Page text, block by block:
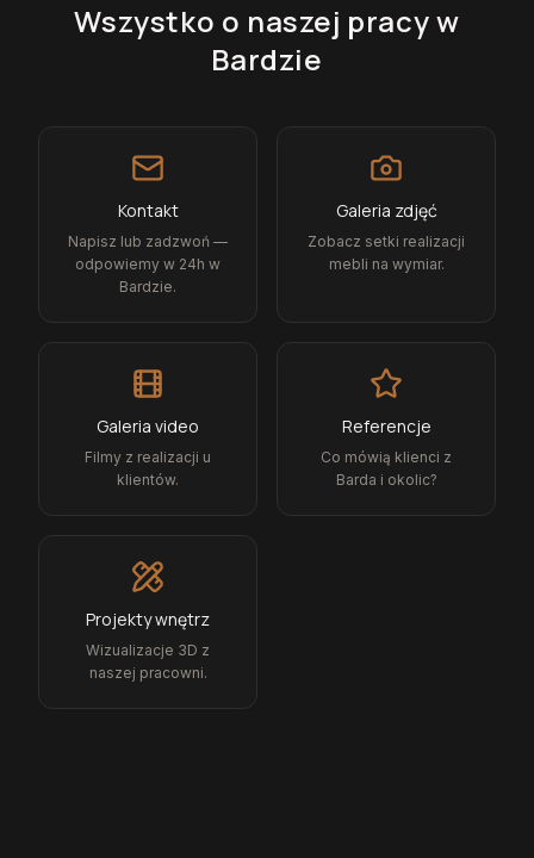
Wszystko o naszej pracyw
Bardzie
Kontakt
Napisz lub zadzwoń —
odpowiemy w 24h w
Bardzie.
Galeria zdjęć
Zobacz setki realizacji
mebli na wymiar.
Galeria video
Filmy z realizacji u
klientów.
Referencje
Co mówią klienci z
Barda i okolic?
Projekty wnętrz
Wizualizacje 3D z
naszej pracowni.